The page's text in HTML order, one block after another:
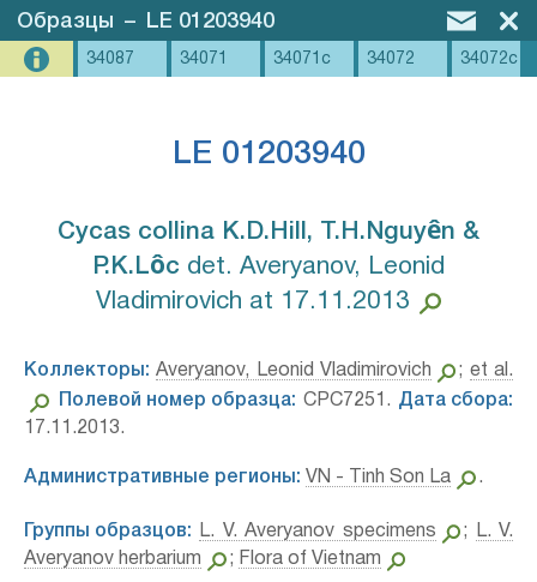
Образцы – LE 01203940
34087 34071 34071c 34072 34072c
LE 01203940
Cycas collina K.D.Hill, T.H.Nguyên &
P.K.Lôc⁣ det. Averyanov, Leonid
Vladimirovich at 17.11.2013
Коллекторы: Averyanov, Leonid Vladimirovich ; et al.
Полевой номер образца: CPC7251. Дата сбора:
17.11.2013.
Административные регионы: VN - Tinh Son La .
Группы образцов: L. V. Averyanov specimens ;
L. V.
Averyanov herbarium
; Flora of Vietnam